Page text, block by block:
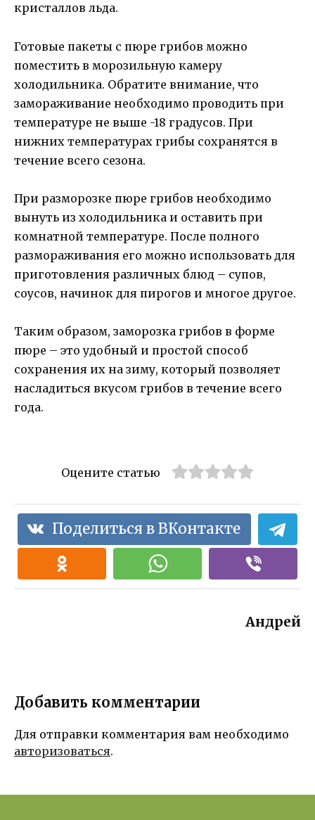
кристаллов льда.
Готовые пакеты с пюре грибов можно
поместить в морозильную камеру
холодильника. Обратите внимание, что
замораживание необходимо проводить при
температуре не выше -18 градусов. При
нижних температурах грибы сохранятся в
течение всего сезона.
При разморозке пюре грибов необходимо
вынуть из холодильника и оставить при
комнатной температуре. После полного
размораживания его можно использовать для
приготовления различных блюд – супов,
соусов, начинок для пирогов и многое другое.
Таким образом, заморозка грибов в форме
пюре – это удобный и простой способ
сохранения их на зиму, который позволяет
насладиться вкусом грибов в течение всего
года.
Оцените статью
Поделиться в ВКонтакте
Андрей
Добавить комментарии
Для отправки комментария вам необходимо
авторизоваться.